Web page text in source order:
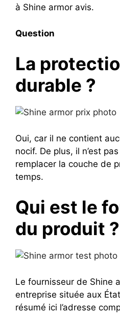
à Shine armor avis.
Question
La
durable ?
Oui, car il ne contient
nocif. De plus, il n’est
remplacer la couche de
temps.
Qui est le
du produit ?
Le fournisseur de Shine
entreprise située aux
résumé ici l’adresse